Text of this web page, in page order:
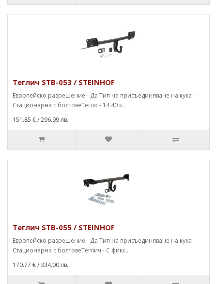
Теглич STB-053 / STEINHOF
Европейско разрешение - Да Тип на присъединяване на кука -
Стационарна с болтовеТегло - 14.40 к..
151.85 €/ 296.99 лв.
Теглич STB-055 / STEINHOF
Европейско разрешение - Да Тип на присъединяване на кука -
Стационарна с болтовеТеглич - С фикс..
170.77 €/ 334.00 лв.